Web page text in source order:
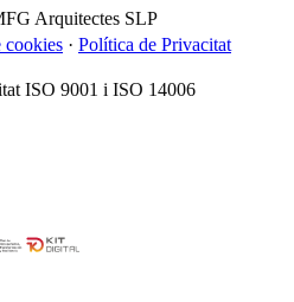
Arquitectes SLP
cookies · Política de Privacitat
ISO 9001 i ISO 14006